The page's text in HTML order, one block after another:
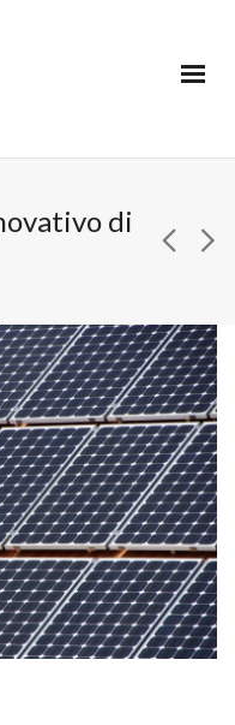
di